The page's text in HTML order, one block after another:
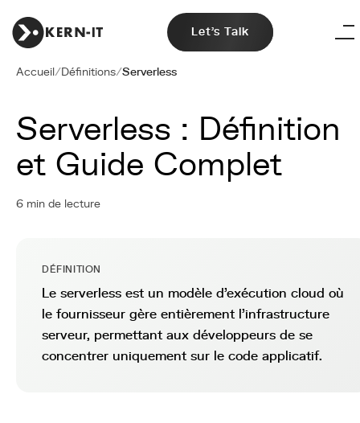
Let's Talk
Accueil/Définitions/Serverless
Serverless : Définition
et Guide Complet
6 min de lecture
DÉFINITION
Le serverless est un modèle d'exécution cloud où
le fournisseur gère entièrement l'infrastructure
serveur, permettant aux développeurs de se
concentrer uniquement sur le code applicatif.